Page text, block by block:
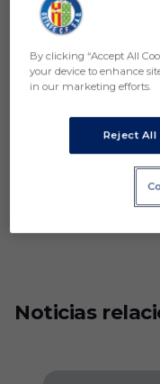
Noticias
By clicking “Accept All
your device to enhance
in our marketing efforts.
Reject All